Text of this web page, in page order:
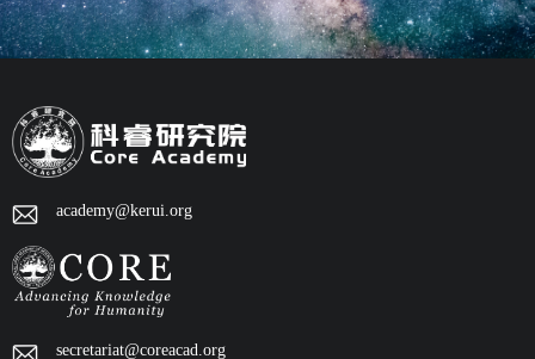
academy@kerui.org
secretariat@coreacad.org